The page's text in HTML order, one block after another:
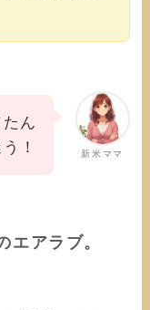
新米ママ
ん
！
エアラブ。